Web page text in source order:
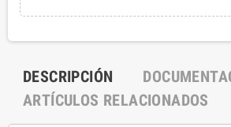
DESCRIPCIÓN
ARTÍCULOS RELACIONADOS